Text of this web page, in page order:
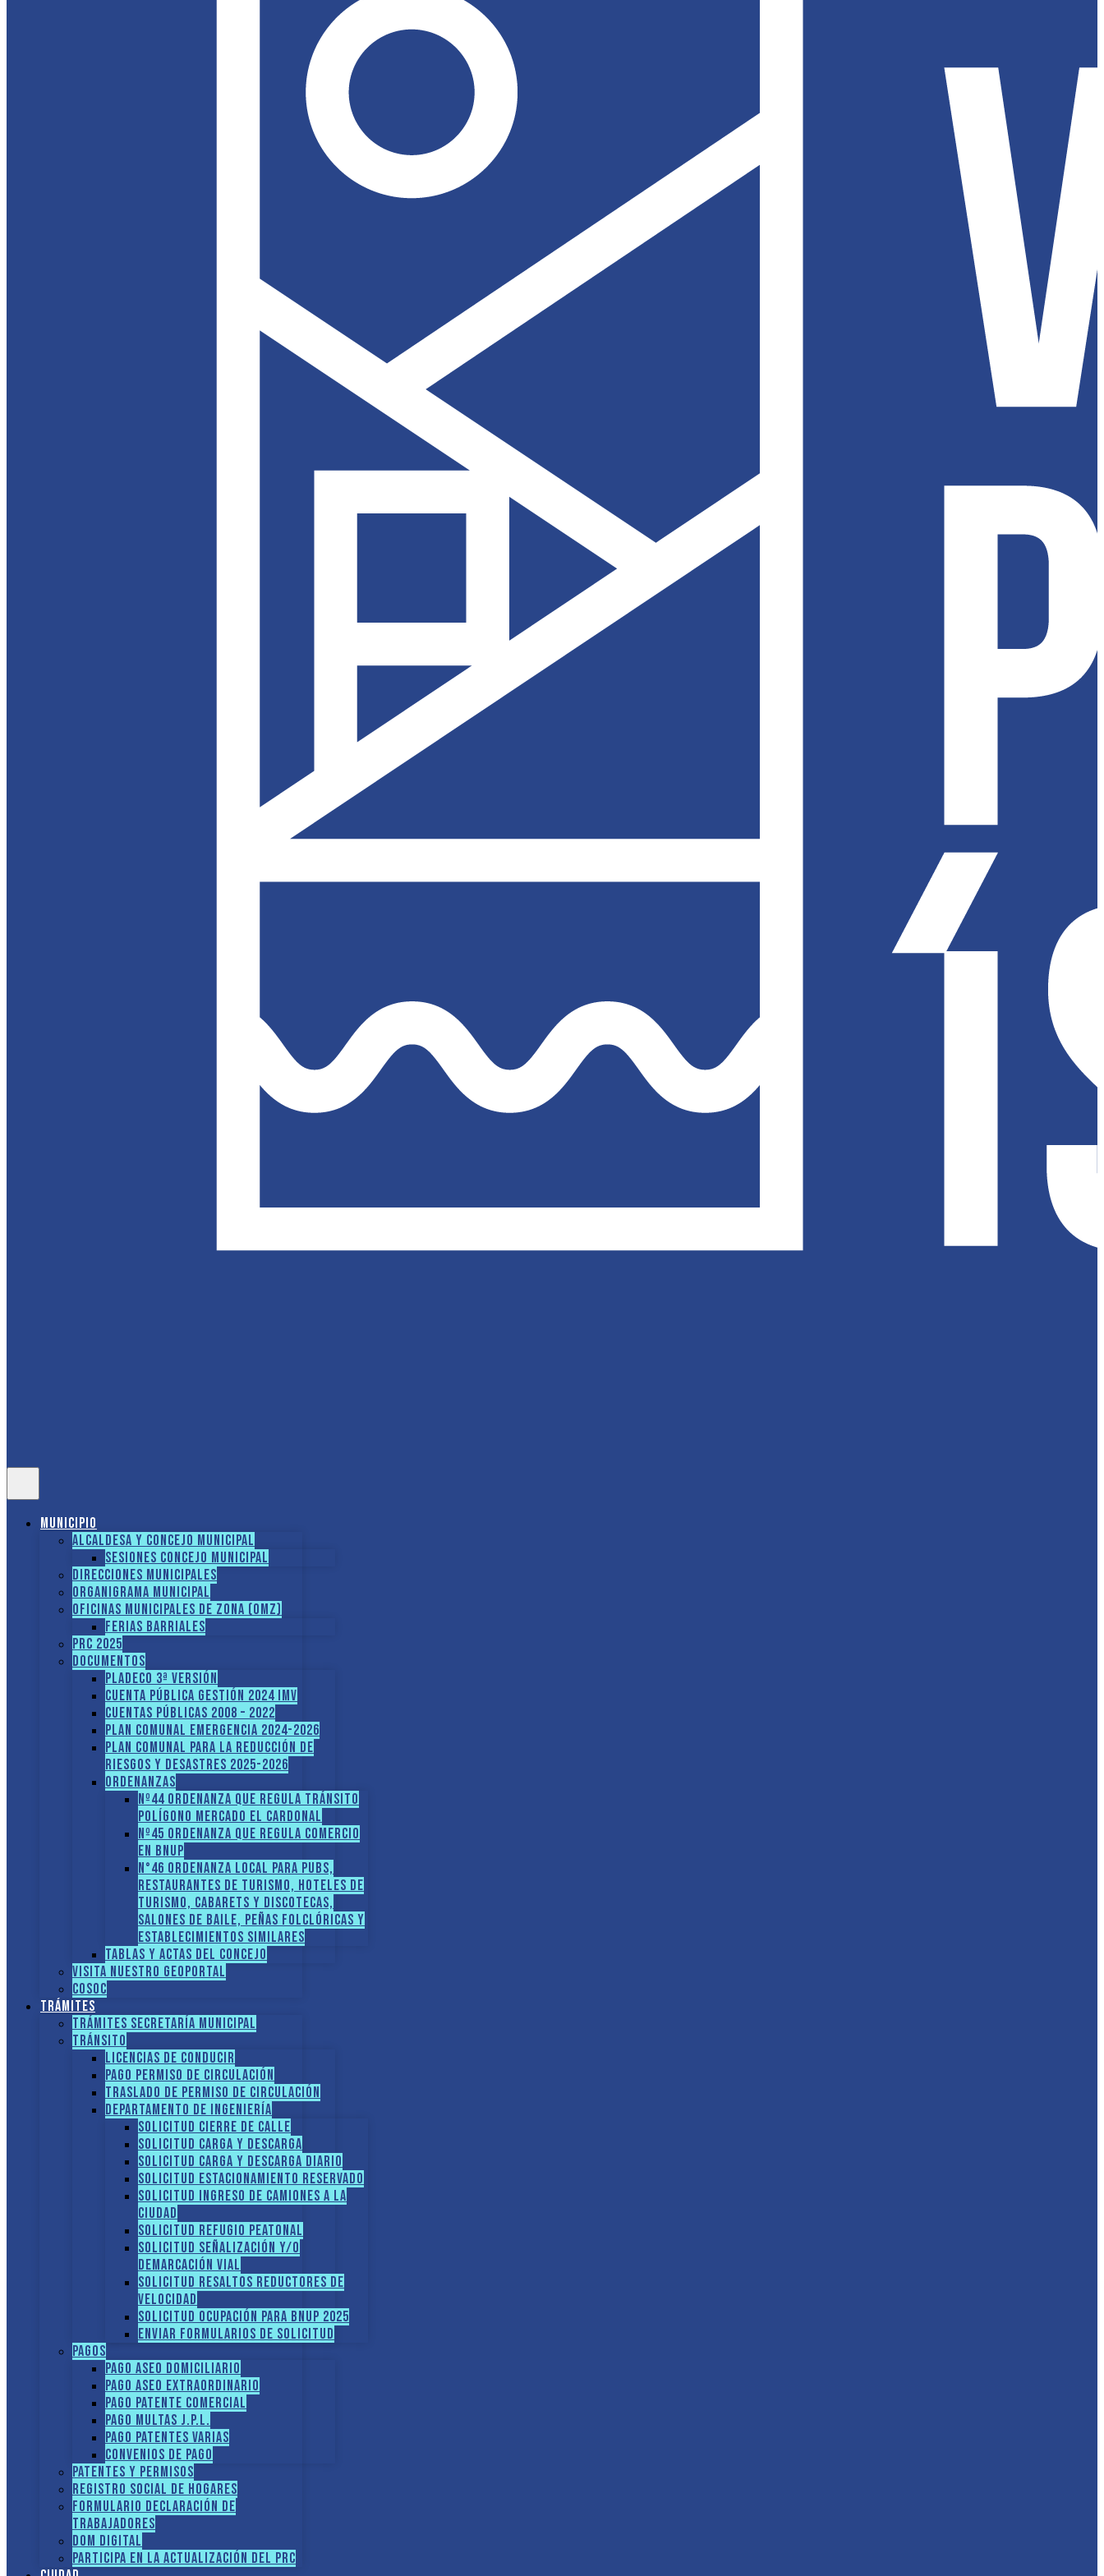
Municipio
Alcaldesa y Concejo Municipal
Sesiones Concejo Municipal
Direcciones municipales
Organigrama Municipal
Oficinas Municipales de Zona (OMZ)
Ferias Barriales
PRC 2025
Documentos
PLADECO 3ª VERSIÓN
CUENTA PÚBLICA GESTIÓN 2024 IMV
Cuentas Públicas 2008 – 2022
PLAN COMUNAL EMERGENCIA 2024-2026
PLAN COMUNAL PARA LA REDUCCIÓN DE
RIESGOS Y DESASTRES 2025-2026
ORDENANZAS
Nº44 Ordenanza que regula tránsito
Polígono Mercado El Cardonal
Nº45 Ordenanza que regula comercio
en BNUP
N°46 Ordenanza local para pubs,
restaurantes de turismo, hoteles de
turismo, cabarets y discotecas,
salones de baile, peñas folclóricas y
establecimientos similares
Tablas y Actas del Concejo
Visita nuestro GEOPORTAL
COSOC
Trámites
Trámites Secretaría Municipal
Tránsito
Licencias de conducir
Pago Permiso de Circulación
Traslado de Permiso de circulación
Departamento de Ingeniería
Solicitud Cierre de calle
Solicitud Carga y descarga
Solicitud Carga y descarga diario
Solicitud Estacionamiento reservado
Solicitud Ingreso de camiones a la
ciudad
Solicitud Refugio peatonal
Solicitud Señalización y/o
demarcación vial
Solicitud Resaltos reductores de
velocidad
Solicitud Ocupación para BNUP 2025
ENVIAR FORMULARIOS DE SOLICITUD
Pagos
Pago Aseo domiciliario
Pago Aseo extraordinario
Pago Patente comercial
Pago multas J.P.L.
Pago Patentes varias
Convenios de pago
Patentes y Permisos
Registro social de hogares
FORMULARIO DECLARACIÓN DE
TRABAJADORES
DOM Digital
Participa en la actualización del PRC